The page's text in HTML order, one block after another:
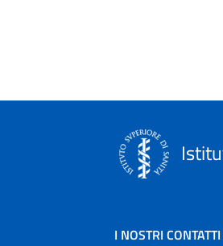
I NOSTRI CONTATTI